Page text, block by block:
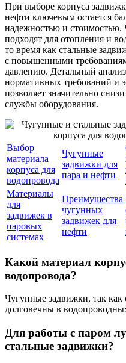
При выборе корпуса
нефти ключевым остается
надежностью и
подходят для отопления и
то время как стальные
с повышенными
давлению. Детальный
нормативных требований и
позволяет значительно
службы оборудования.
Выбор
материала
корпуса для
водопровода
Чугунные
задвижки для
пара и нефти
Материалы
для
задвижек в
паровых
системах
Преимущества
чугунных
задвижек для
нефти
Какой материал
водопровода?
Чугунные задвижки, так
долговечны в
Для работы с паром
стальные задвижки?